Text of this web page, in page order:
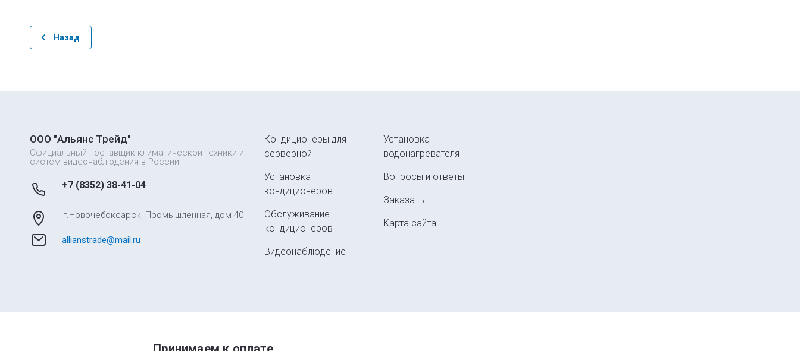
Назад
ООО "Альянс Трейд"
Официальный поставщик климатической техники и
систем видеонаблюдения в России
+7 (8352) 38-41-04
г.Новочебоксарск, Промышленная, дом 40
allianstrade@mail.ru
Кондиционеры для
серверной
Установка
кондиционеров
Обслуживание
кондиционеров
Видеонаблюдение
Установка
водонагревателя
Вопросы и ответы
Заказать
Карта сайта